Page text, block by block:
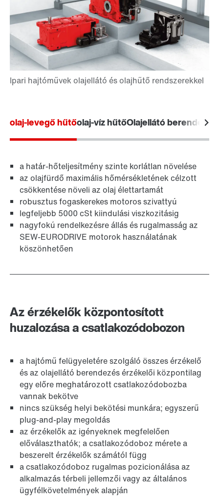
olaj-levegő hűtőolaj-víz hűtőOlajellátó
a határ-hőteljesítmény szinte korlátlan növelése
az olajfürdő maximális hőmérsékletének célzott
csökkentése növeli az olaj élettartamát
robusztus fogaskerekes motoros szivattyú
legfeljebb 5000 cSt kiindulási viszkozitásig
nagyfokú rendelkezésre állás és rugalmasság az
SEW-EURODRIVE motorok használatának
köszönhetően
Az érzékelők központosított
huzalozása a csatlakozódobozon
a hajtómű felügyeletére szolgáló összes érzékelő
és az olajellátó berendezés érzékelői központilag
egy előre meghatározott csatlakozódobozba
vannak bekötve
nincs szükség helyi bekötési munkára; egyszerű
plug-and-play megoldás
az érzékelők az igényeknek megfelelően
előválaszthatók; a csatlakozódoboz mérete a
beszerelt érzékelők számától függ
a csatlakozódoboz rugalmas pozicionálása az
alkalmazás térbeli jellemzői vagy az általános
ügyfélkövetelmények alapján